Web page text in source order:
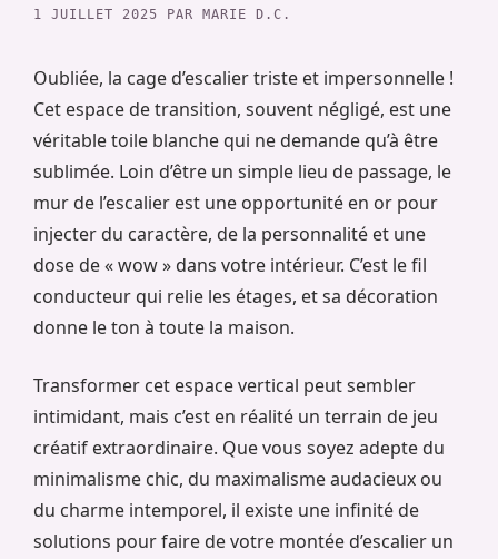
1 JUILLET 2025 PAR MARIE D.C.
Oubliée, la cage d’escalier triste et impersonnelle !
Cet espace de transition, souvent négligé, est une
véritable toile blanche qui ne demande qu’à être
sublimée. Loin d’être un simple lieu de passage, le
mur de l’escalier est une opportunité en or pour
injecter du caractère, de la personnalité et une
dose de « wow » dans votre intérieur. C’est le fil
conducteur qui relie les étages, et sa décoration
donne le ton à toute la maison.
Transformer cet espace vertical peut sembler
intimidant, mais c’est en réalité un terrain de jeu
créatif extraordinaire. Que vous soyez adepte du
minimalisme chic, du maximalisme audacieux ou
du charme intemporel, il existe une infinité de
solutions pour faire de votre montée d’escalier un